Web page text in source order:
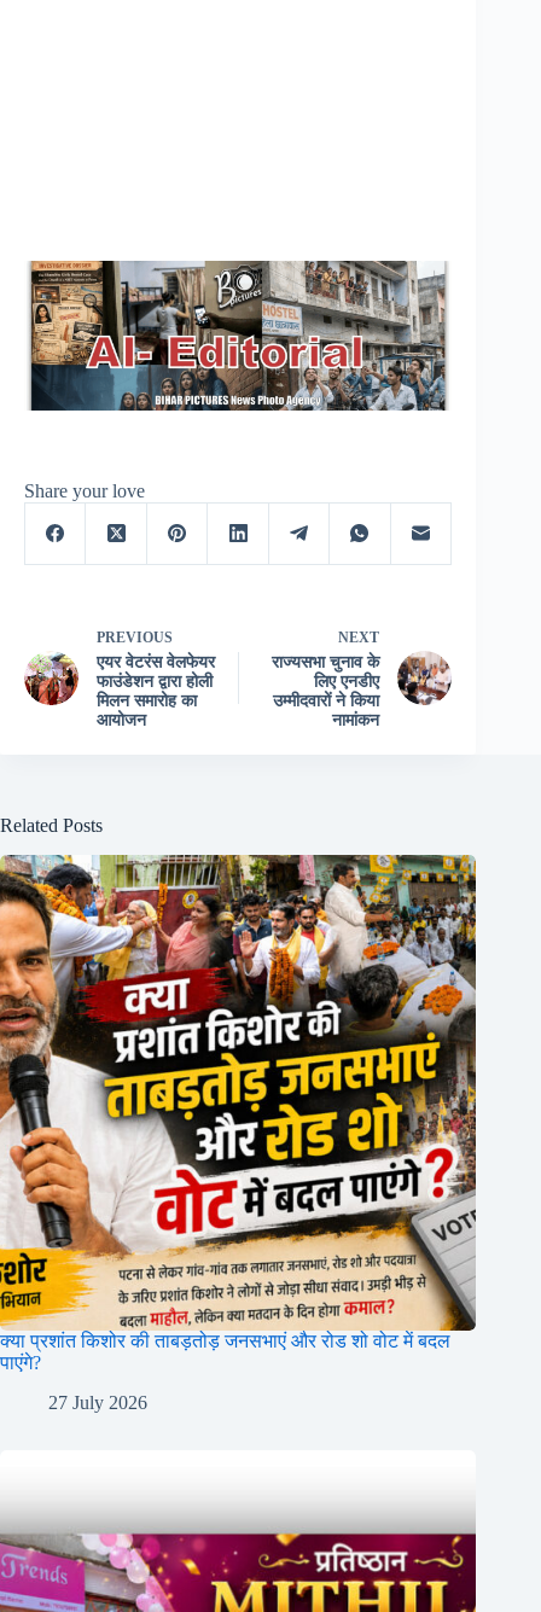
Share your love
PREVIOUS
एयर वेटरंस वेलफेयर
फाउंडेशन द्वारा होली
मिलन समारोह का
आयोजन
NEXT
राज्यसभा चुनाव के
लिए एनडीए
उम्मीदवारों ने किया
नामांकन
Related Posts
क्या प्रशांत किशोर की ताबड़तोड़ जनसभाएं और रोड शो वोट में बदल
पाएंगे?
27 July 2026